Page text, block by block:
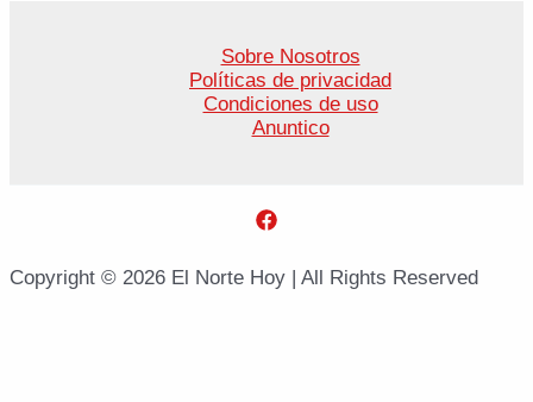
Sobre Nosotros
Políticas de privacidad
Condiciones de uso
Anuntico
Copyright © 2026 El Norte Hoy | All Rights Reserved